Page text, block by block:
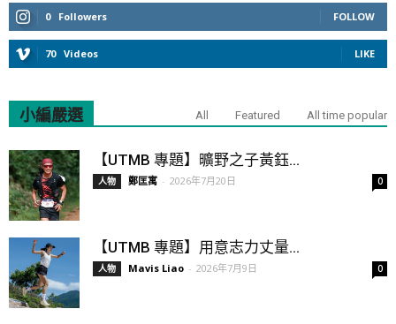
0 Followers FOLLOW
70 Videos LIKE
小編嚴選 All Featured All time popular
【UTMB 專題】曠野之子黃鈺...
人物 鄭匡寓 - 2026年7月20日 0
【UTMB 專題】用意志力丈量...
人物 Mavis Liao - 2026年7月9日 0